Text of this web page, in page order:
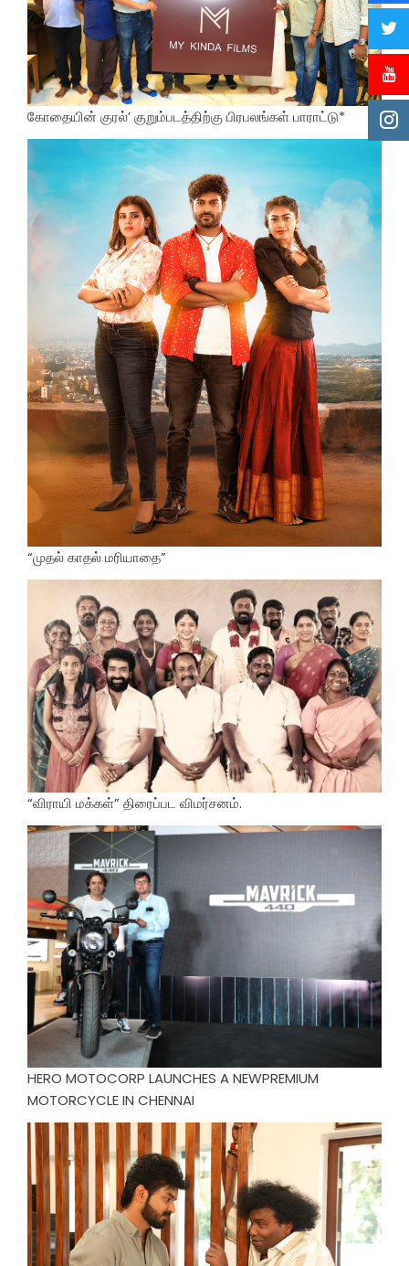
கோதையின் குரல்’ குறும்படத்திற்கு பிரபலங்கள் பாராட்டு*
“முதல் காதல் மரியாதை”
“விராயி மக்கள்” திரைப்பட விமர்சனம்.
HERO MOTOCORP LAUNCHES A NEWPREMIUM
MOTORCYCLE IN CHENNAI